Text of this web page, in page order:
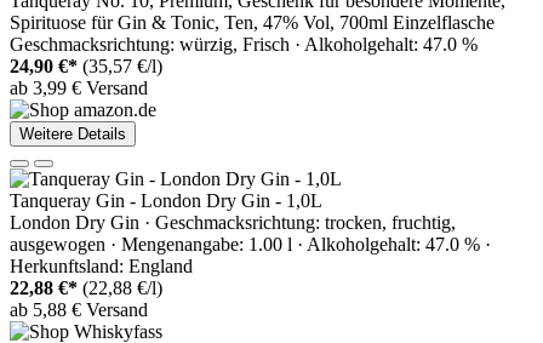
Spirituose für Gin & Tonic, Ten, 47% Vol, 700ml Einzelflasche
Geschmacksrichtung: würzig, Frisch · Alkoholgehalt: 47.0 %
24,90 €* (35,57 €/l)
ab 3,99 € Versand
Weitere Details
Tanqueray Gin - London Dry Gin - 1,0L
London Dry Gin · Geschmacksrichtung: trocken, fruchtig,
ausgewogen · Mengenangabe: 1.00 l · Alkoholgehalt: 47.0 % ·
Herkunftsland: England
22,88 €* (22,88 €/l)
ab 5,88 € Versand